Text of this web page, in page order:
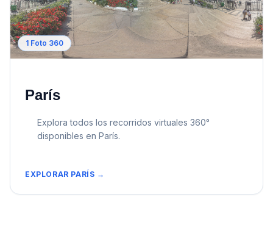
1 Foto 360
París
Explora todos los recorridos virtuales 360°
disponibles en París.
EXPLORAR PARÍS →